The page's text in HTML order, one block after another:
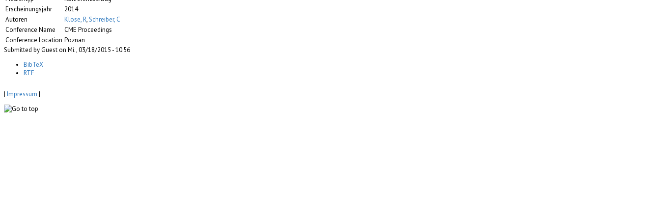
Erscheinungsjahr
2014
Autoren
Klose, R,Schreiber, C
Conference Name
CME Proceedings
Conference Location Poznan
Submitted by Guest on Mi., 03/18/2015 - 10:56
BibTeX
RTF
| Impressum |